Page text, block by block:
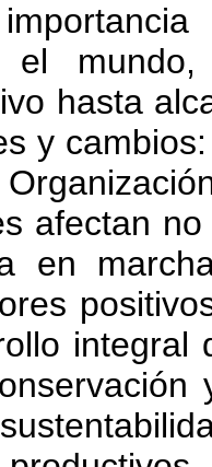
el
hasta
y
afectan
en
integral